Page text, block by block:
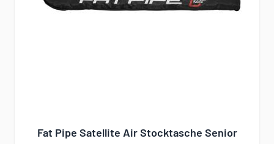
Fat Pipe Satellite Air Stocktasche Senior